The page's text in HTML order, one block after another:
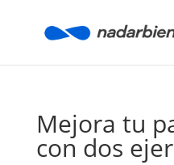
Mejora tu
con dos